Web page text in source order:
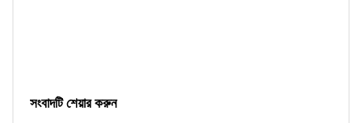
সংবাদটি শেয়ার করুন